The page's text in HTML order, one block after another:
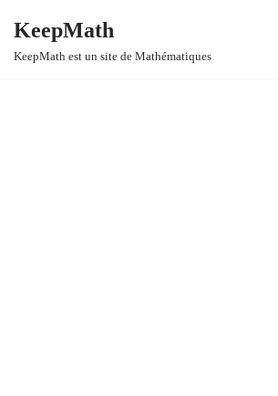
Aller
KeepMath
KeepMath est un site de Mathématiques